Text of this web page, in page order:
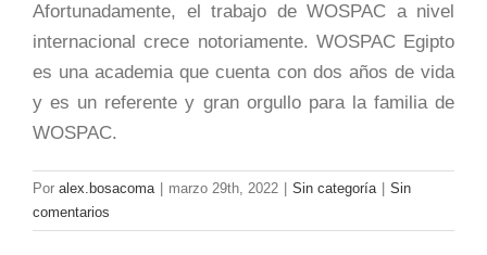
Afortunadamente, el trabajo de WOSPAC a nivel
internacional crece notoriamente. WOSPAC Egipto
es una academia que cuenta con dos años de vida
y es un referente y gran orgullo para la familia de
WOSPAC.
Por alex.bosacoma marzo 29th, 2022 Sin categoría
Sin
comentarios